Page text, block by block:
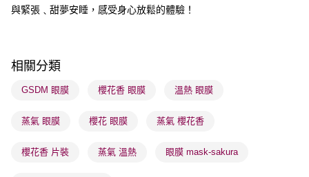
順豐自助櫃 - 確認發貨後1-3個工作天送達
順豐站及營業點 - 確認發貨後1-3個工作天送達
物流公司進行物流配送
與緊張﹑甜夢安睡，感受身心放鬆的體驗！
相關分類
GSDM 眼膜 櫻花香 眼膜 溫熱 眼膜
蒸氣 眼膜 櫻花 眼膜 蒸氣 櫻花香
櫻花香 片裝 蒸氣 溫熱 眼膜 mask-sakura